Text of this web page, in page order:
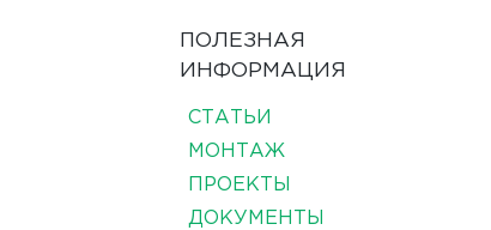
ПОЛЕЗНАЯ
ИНФОРМАЦИЯ
СТАТЬИ
МОНТАЖ
ПРОЕКТЫ
ДОКУМЕНТЫ